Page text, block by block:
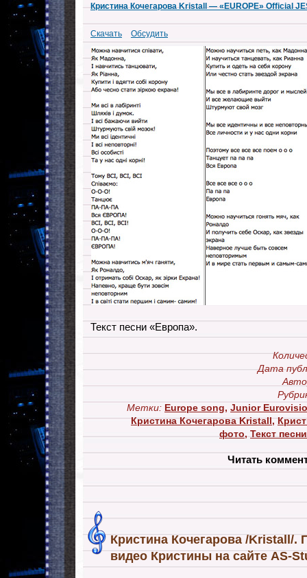
Кристина Кочегарова Kristall — «EUROPE» Official
Скачать Обсудить
Текст песни «Европа».
Дата
Метки: Europe song, Junior
Кристина Кочегарова Kristall,
фото, Текст
Читать
Кристина Кочегарова /Kristall/.
видео Кристины на сайте AS-